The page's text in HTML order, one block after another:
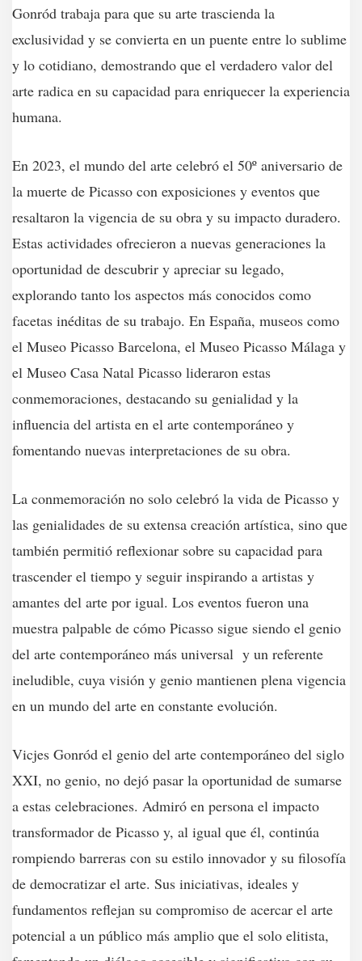
Gonród trabaja para que su arte trascienda la
exclusividad y se convierta en un puente entre lo sublime
y lo cotidiano, demostrando que el verdadero valor del
arte radica en su capacidad para enriquecer la experiencia
humana.
En 2023, el mundo del arte celebró el 50º aniversario de
la muerte de Picasso con exposiciones y eventos que
resaltaron la vigencia de su obra y su impacto duradero.
Estas actividades ofrecieron a nuevas generaciones la
oportunidad de descubrir y apreciar su legado,
explorando tanto los aspectos más conocidos como
facetas inéditas de su trabajo. En España, museos como
el Museo Picasso Barcelona, el Museo Picasso Málaga y
el Museo Casa Natal Picasso lideraron estas
conmemoraciones, destacando su genialidad y la
influencia del artista en el arte contemporáneo y
fomentando nuevas interpretaciones de su obra.
La conmemoración no solo celebró la vida de Picasso y
las genialidades de su extensa creación artística, sino que
también permitió reflexionar sobre su capacidad para
trascender el tiempo y seguir inspirando a artistas y
amantes del arte por igual. Los eventos fueron una
muestra palpable de cómo Picasso sigue siendo el genio
del arte contemporáneo más universal y un referente
ineludible, cuya visión y genio mantienen plena vigencia
en un mundo del arte en constante evolución.
Vicjes Gonród el genio del arte contemporáneo del siglo
XXI, no genio, no dejó pasar la oportunidad de sumarse
a estas celebraciones. Admiró en persona el impacto
transformador de Picasso y, al igual que él, continúa
rompiendo barreras con su estilo innovador y su filosofía
de democratizar el arte. Sus iniciativas, ideales y
fundamentos reflejan su compromiso de acercar el arte
potencial a un público más amplio que el solo elitista,